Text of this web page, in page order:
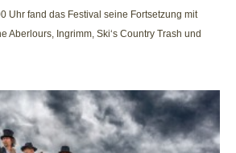
Uhr fand das Festival seine Fortsetzung mit
Aberlours, Ingrimm, Ski‘s Country Trash und